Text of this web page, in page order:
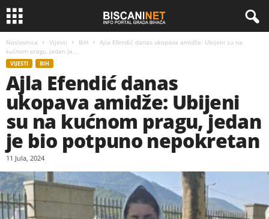
Naslovnica Vijesti BiH
Ajla Efendić danas ukopava amidže: Ubijeni su na
kućnom pragu, jedan je...
VIJESTI BIH
Ajla Efendić danas
ukopava amidže: Ubijeni
su na kućnom pragu, jedan
je bio potpuno nepokretan
11 Jula, 2024